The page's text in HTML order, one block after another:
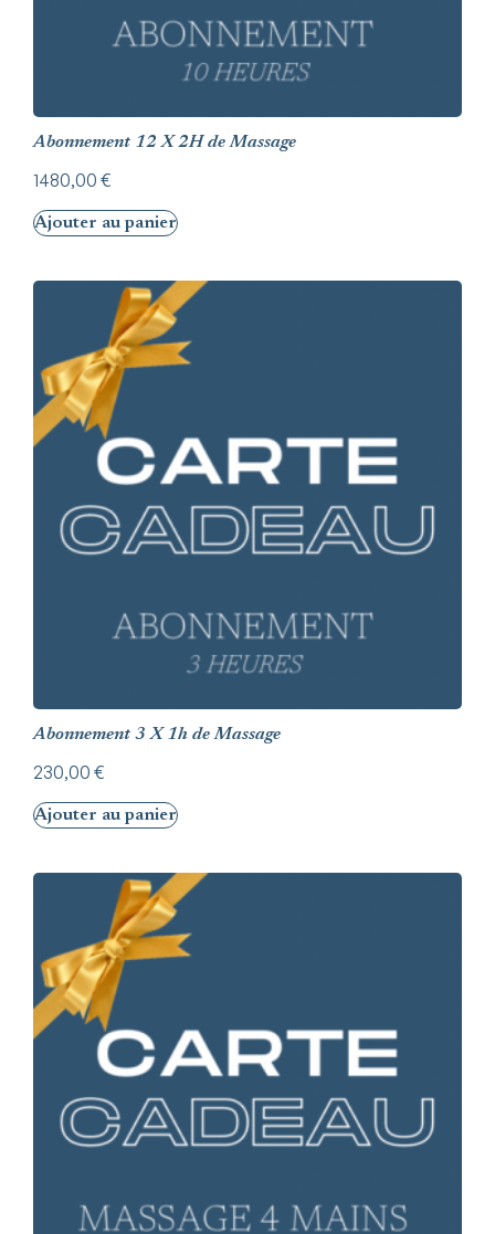
Abonnement 12 X 2H de Massage
1480,00 €
Ajouter au panier
Abonnement 3 X 1h de Massage
230,00 €
Ajouter au panier